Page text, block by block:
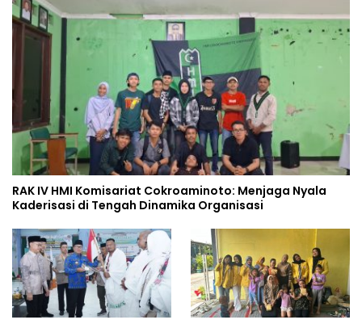
RAK IV HMI Komisariat Cokroaminoto: Menjaga Nyala
Kaderisasi di Tengah Dinamika Organisasi